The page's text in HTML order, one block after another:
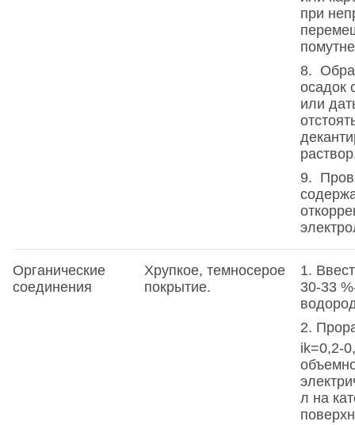
при
8.
осадок
или
9.
Органические
соеди­нения
Хрупкое, темно­серое
покрытие.
1.
30-33
2.
ik=0,2-
л на